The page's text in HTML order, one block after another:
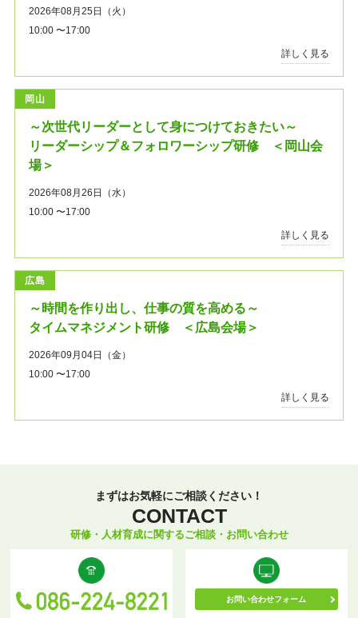
2026年08月25日（火）
10:00 〜17:00
詳しく見る
岡山
～次世代リーダーとして身につけておきたい～
リーダーシップ＆フォロワーシップ研修 ＜岡山会
場＞
2026年08月26日（水）
10:00 〜17:00
詳しく見る
広島
～時間を作り出し、仕事の質を高める～
タイムマネジメント研修 ＜広島会場＞
2026年09月04日（金）
10:00 〜17:00
詳しく見る
まずはお気軽にご相談ください！
CONTACT
研修・人材育成に関するご相談・お問い合わせ
お問い合わせフォーム